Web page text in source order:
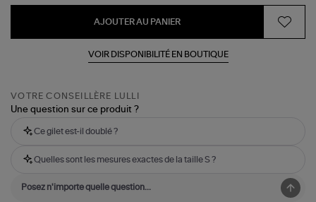
AJOUTER AU PANIER
VOIR DISPONIBILITÉ EN BOUTIQUE
VOTRE CONSEILLÈRE LULLI
Une question sur ce produit ?
Ce gilet est-il doublé ?
Quelles sont les mesures exactes de la taille S ?